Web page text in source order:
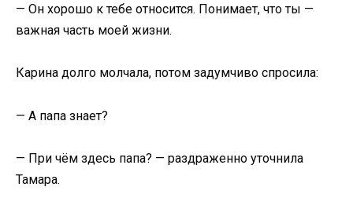
— Он хорошо к тебе относится. Понимает, что ты —
важная часть моей жизни.
Карина долго молчала, потом задумчиво спросила:
— А папа знает?
— При чём здесь папа? — раздраженно уточнила
Тамара.